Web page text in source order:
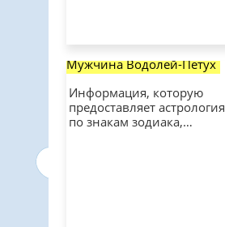
Мужчина Водолей-Петух
Информация, которую
предоставляет астрология
по знакам зодиака,…